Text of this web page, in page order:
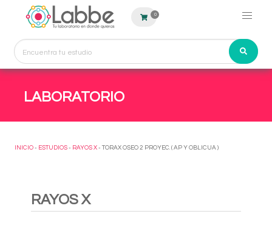
0
LABORATORIO
INICIO - ESTUDIOS - RAYOS X - TORAX OSEO 2 PROYEC. ( AP Y OBLICUA )
RAYOS X